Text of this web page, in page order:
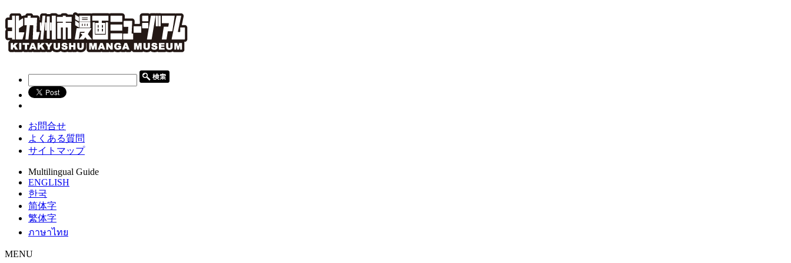
お問合せ
よくある質問
サイトマップ
Multilingual Guide
ENGLISH
한국
简体字
繁体字
ภาษาไทย
MENU